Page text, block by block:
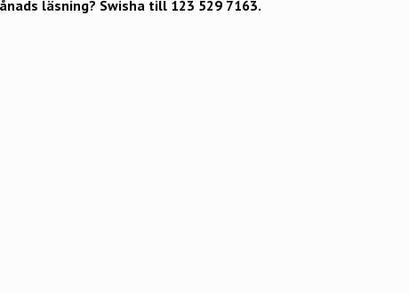
läsning? Swisha till 123 529 7163.